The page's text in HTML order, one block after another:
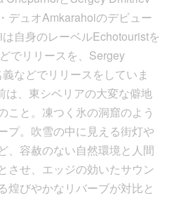
デュオAmkarahoiのデビュー
自身のレーベルEchotouristを
でリリースを、Sergey
などでリリースをしていま
は、東シベリアの大変な僻地
こと。凍つく氷の洞窟のよう
プ。吹雪の中に見える街灯や
、容赦のない自然環境と人間
させ、エッジの効いたサウン
煌びやかなリバーブが対比と